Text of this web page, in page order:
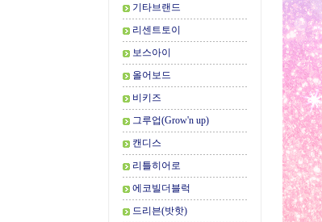
기타브랜드
리센트토이
보스아이
올어보드
비키즈
그루업(Grow'n up)
캔디스
리틀히어로
에코빌더블럭
드리븐(밧핫)